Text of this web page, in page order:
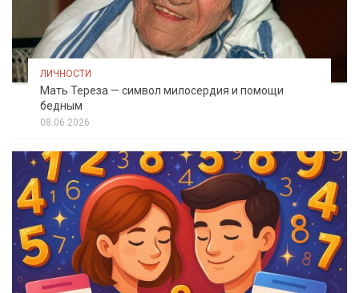
ЛИЧНОСТИ
Мать Тереза — символ милосердия и помощи
бедным
08.06.2026